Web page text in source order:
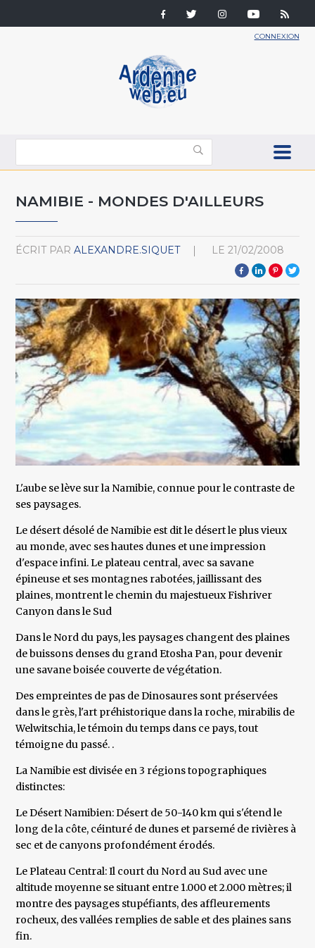
CONNEXION
NAMIBIE - MONDES D'AILLEURS
ÉCRIT PAR ALEXANDRE.SIQUET LE 21/02/2008
L'aube se lève sur la Namibie, connue pour le contraste de
ses paysages.
Le désert désolé de Namibie est dit le désert le plus vieux
au monde, avec ses hautes dunes et une impression
d'espace infini. Le plateau central, avec sa savane
épineuse et ses montagnes rabotées, jaillissant des
plaines, montrent le chemin du majestueux Fishriver
Canyon dans le Sud
Dans le Nord du pays, les paysages changent des plaines
de buissons denses du grand Etosha Pan, pour devenir
une savane boisée couverte de végétation.
Des empreintes de pas de Dinosaures sont préservées
dans le grès, l'art préhistorique dans la roche, mirabilis de
Welwitschia, le témoin du temps dans ce pays, tout
témoigne du passé. .
La Namibie est divisée en 3 régions topographiques
distinctes:
Le Désert Namibien: Désert de 50-140 km qui s'étend le
long de la côte, céinturé de dunes et parsemé de rivières à
sec et de canyons profondément érodés.
Le Plateau Central: Il court du Nord au Sud avec une
altitude moyenne se situant entre 1.000 et 2.000 mètres; il
montre des paysages stupéfiants, des affleurements
rocheux, des vallées remplies de sable et des plaines sans
fin.